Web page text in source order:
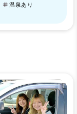
温泉あり